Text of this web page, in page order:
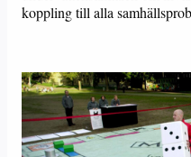
koppling till alla